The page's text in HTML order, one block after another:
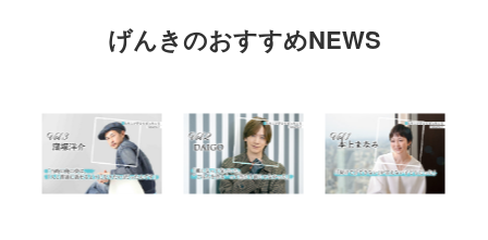
げんきのおすすめNEWS